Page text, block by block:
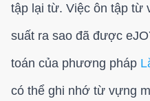
tập lại từ. Việc ôn tập từ
suất ra sao đã được
toán của phương pháp
có thể ghi nhớ từ vựng